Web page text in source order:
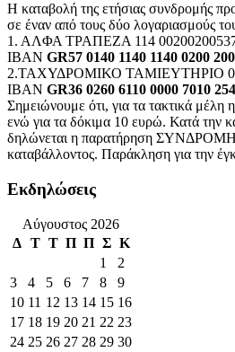
Η καταβολή της ετήσιας συνδρομής
σε έναν από τους δύο λογαριασμούς
1. ΑΛΦΑ ΤΡΑΠΕΖΑ 114
IBAN GR57 0140 1140 1140 0200
2.ΤΑΧΥΔΡΟΜΙΚΟ ΤΑΜΙΕΥΤΗΡΙΟ
IBAN GR36 0260 6110 0000 7010
Σημειώνουμε ότι, για τα τακτικά μέλη
ενώ για τα δόκιμα 10 ευρώ. Κατά την
δηλώνεται η παρατήρηση ΣΥΝΔΡΟΜΗ
καταβάλλοντος. Παράκληση για την
Εκδηλώσεις
Αύγουστος 2026
Δ Τ Τ Π Π Σ Κ
1
2
3
4 5 6 7 8
9
10 11 12 13 14 15 16
17 18 19 20 21 22 23
24 25 26 27 28 29 30